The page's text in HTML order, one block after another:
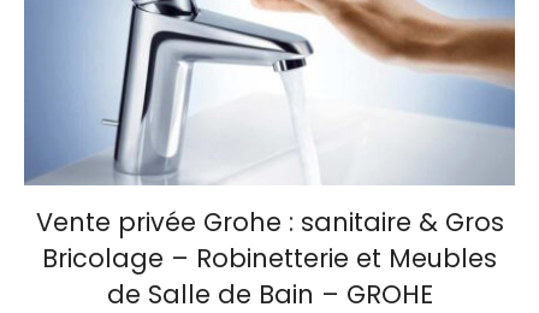
Vente privée Grohe : sanitaire & Gros
Bricolage – Robinetterie et Meubles
de Salle de Bain – GROHE